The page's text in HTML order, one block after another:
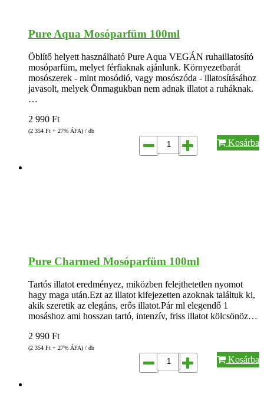
Pure Aqua Mosóparfüm 100ml
Öblítő helyett használható Pure Aqua VEGÁN ruhaillatosító
mosóparfüm, melyet férfiaknak ajánlunk. Környezetbarát
mosószerek - mint mosódió, vagy mosószóda - illatosításához
javasolt, melyek Önmagukban nem adnak illatot a ruháknak.
…
2 990 Ft
(2 354 Ft + 27% ÁFA) / db
Kosárba
Pure Charmed Mosóparfüm 100ml
Tartós illatot eredményez, miközben felejthetetlen nyomot
hagy maga után.Ezt az illatot kifejezetten azoknak találtuk ki,
akik szeretik az elegáns, erős illatot.Pár ml elegendő 1
mosáshoz ami hosszan tartó, intenzív, friss illatot kölcsönöz…
2 990 Ft
(2 354 Ft + 27% ÁFA) / db
Kosárba